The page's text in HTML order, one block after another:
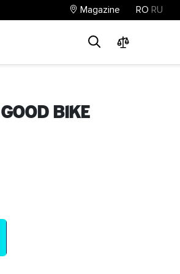
Magazine RO RU
bike